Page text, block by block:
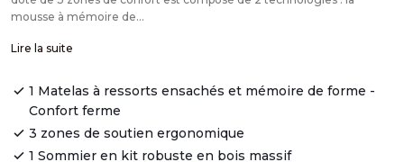
mousse à mémoire de...
Lire la suite
1 Matelas à ressorts ensachés et mémoire de forme -
Confort ferme
3 zones de soutien ergonomique
1 Sommier en kit robuste en bois massif